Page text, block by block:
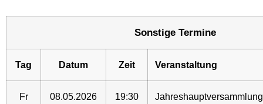
Sonstige Termine
Tag Datum Zeit Veranstaltung
Fr 08.05.2026 19:30
Jahreshauptversammlung